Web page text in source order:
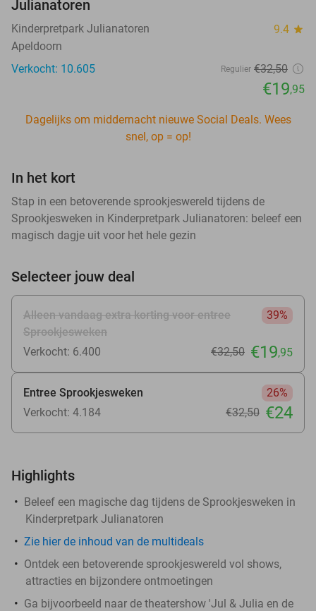
Julianatoren
Kinderpretpark Julianatoren 9.4 star
Apeldoorn
Verkocht: 10.605
Regulier €32,50
€19,95
Dagelijks om middernacht nieuwe Social Deals. Wees
snel, op = op!
In het kort
Stap in een betoverende sprookjeswereld tijdens de
Sprookjesweken in Kinderpretpark Julianatoren: beleef een
magisch dagje uit voor het hele gezin
Selecteer jouw deal
Alleen vandaag extra korting voor entree
Sprookjesweken
39%
Verkocht: 6.400 €32,50 €19,95
Entree Sprookjesweken
26%
Verkocht: 4.184
€32,50 €24
Highlights
Beleef een magische dag tijdens de Sprookjesweken in
Kinderpretpark Julianatoren
Zie hier de inhoud van de multideals
Ontdek een betoverende sprookjeswereld vol shows,
attracties en bijzondere ontmoetingen
Ga bijvoorbeeld naar de theatershow 'Jul & Julia en de